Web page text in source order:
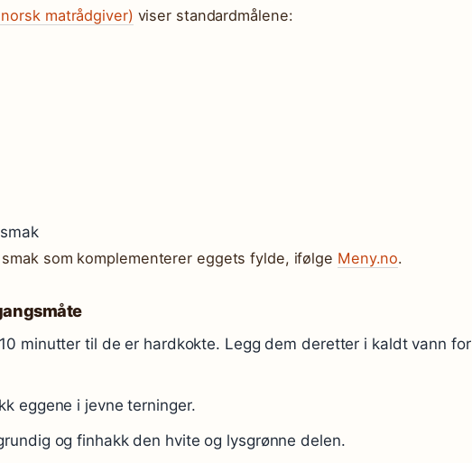
matrådgiver) viser standardmålene:
som komplementerer eggets fylde, ifølge Meny.no.
minutter til de er hardkokte. Legg dem deretter i kaldt vann for
eggene i jevne terninger.
og finhakk den hvite og lysgrønne delen.